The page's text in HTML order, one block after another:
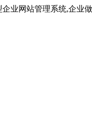
业网站管理系统,企业